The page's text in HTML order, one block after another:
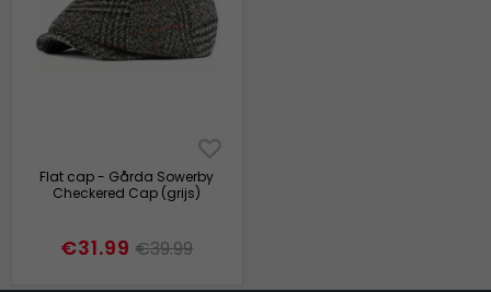
Flat cap - Gårda Sowerby
Checkered Cap (grijs)
€31.99 €39.99